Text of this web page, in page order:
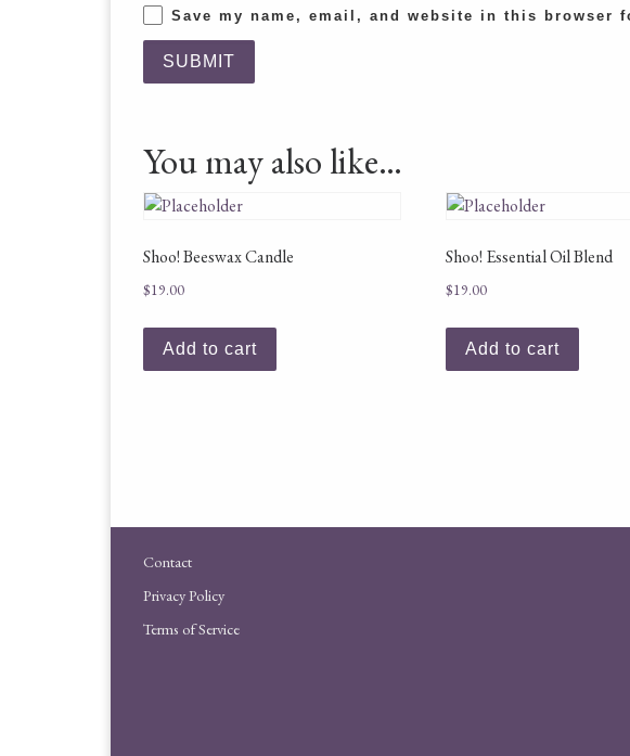
Save my name, email, and website in this browser
You may also like…
Shoo! Beeswax Candle
$19.00
Add to cart
Shoo! Essential Oil Blend
$19.00
Add to cart
Contact
Privacy Policy
Terms of Service